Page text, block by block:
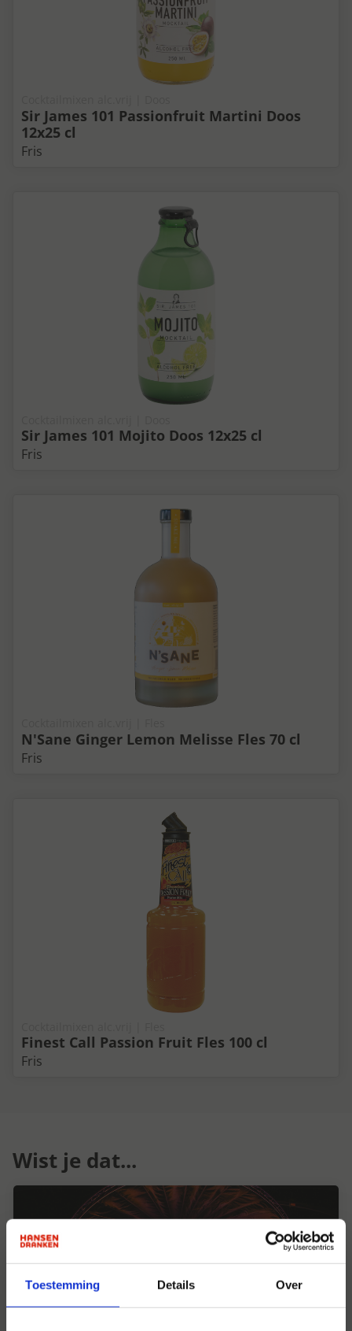
Toestemming Details Over
Sir James 101 Passionfruit Martini Doos
12x25 cl
Fris
Sir James 101 Mojito Doos 12x25 cl
Fris
N'Sane Ginger Lemon Melisse Fles 70 cl
Fris
Finest Call Passion Fruit Fles 100 cl
Fris
Wist je dat...